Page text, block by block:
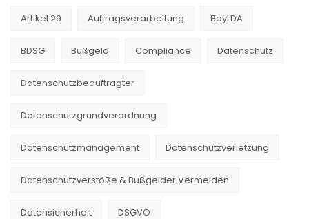
Artikel 29 Auftragsverarbeitung BayLDA
BDSG Bußgeld Compliance Datenschutz
Datenschutzbeauftragter
Datenschutzgrundverordnung
Datenschutzmanagement Datenschutzverletzung
Datenschutzverstöße & Bußgelder Vermeiden
Datensicherheit DSGVO